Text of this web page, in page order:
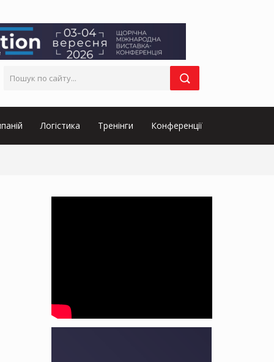
Логістика Тренінги Конференції